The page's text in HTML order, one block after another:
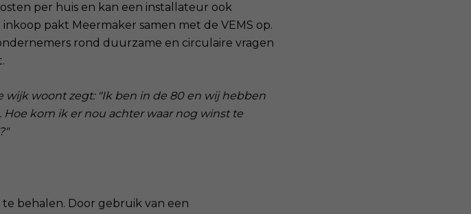
per huis en kan een installateur ook
pakt Meermaker samen met de VEMS op.
rond duurzame en circulaire vragen
wijk woont zegt: "Ik ben in de 80 en wij hebben
kom ik er nou achter waar nog winst te
behalen. Door gebruik van een